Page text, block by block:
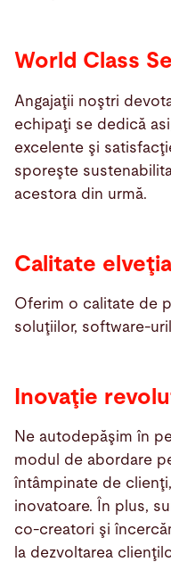
World Class
Angajaţii noştri
echipaţi se dedică
excelente şi
sporeşte
acestora din urmă.
Calitate
Oferim o calitate de
soluţiilor, software-
Inovaţie
Ne autodepăşim în
modul de abordare
întâmpinate de
inovatoare. În plus,
co-creatori şi
la dezvoltarea